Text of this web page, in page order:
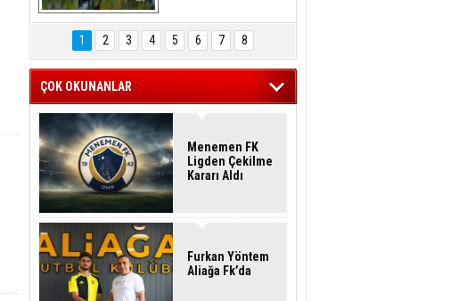
Hasan Eser'in
Objektifinden
1 2 3 4 5 6 7 8
ÇOK OKUNANLAR
Menemen FK
Ligden Çekilme
Kararı Aldı
Furkan Yöntem
Aliağa Fk’da